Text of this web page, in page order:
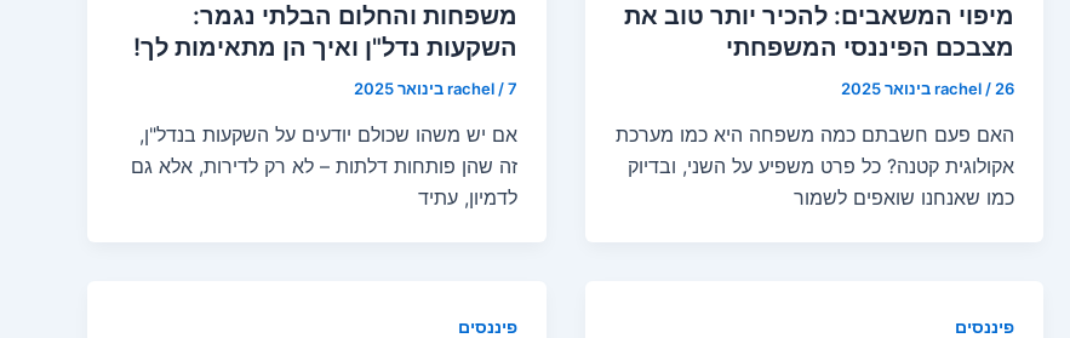
מיפוי המשאבים: להכיר יותר טוב את
מצבכם הפיננסי המשפחתי
rachel / 26 בינואר 2025
האם פעם חשבתם כמה משפחה היא כמו מערכת
אקולוגית קטנה? כל פרט משפיע על השני, ובדיוק
כמו שאנחנו שואפים לשמור
משפחות והחלום הבלתי נגמר:
השקעות נדל"ן ואיך הן מתאימות לך!
rachel /7 בינואר 2025
אם יש משהו שכולם יודעים על השקעות בנדל"ן,
זה שהן פותחות דלתות – לא רק לדירות, אלא גם
לדמיון, עתיד
פיננסים פיננסים